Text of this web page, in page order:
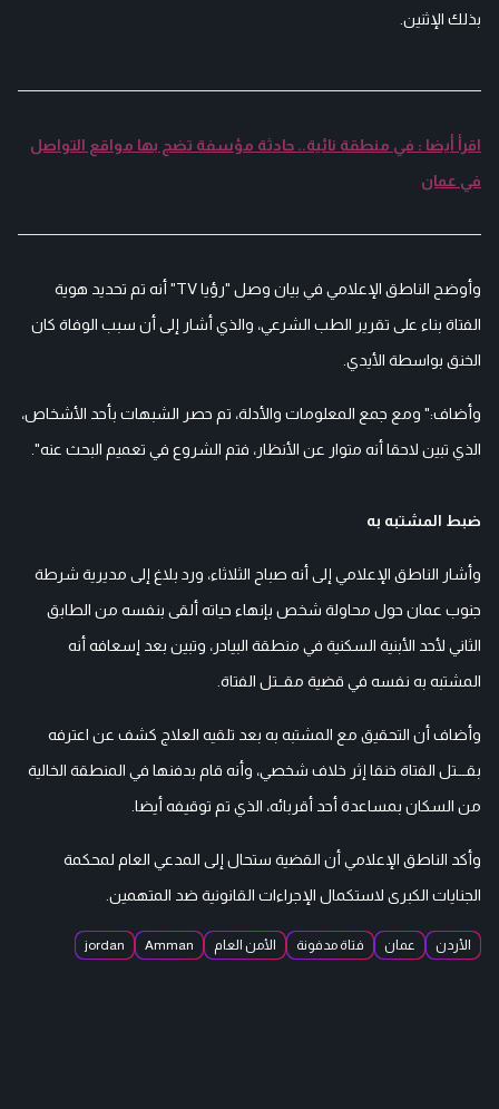
بذلك الإثنين.
اقرأ أيضا : في منطقة نائية.. حادثة مؤسفة تضج بها مواقع التواصل
في عمان
وأوضح الناطق الإعلامي في بيان وصل "رؤيا TV" أنه تم تحديد هوية
الفتاة بناء على تقرير الطب الشرعي، والذي أشار إلى أن سبب الوفاة كان
الخنق بواسطة الأيدي.
وأضاف:" ومع جمع المعلومات والأدلة، تم حصر الشبهات بأحد الأشخاص،
الذي تبين لاحقا أنه متوار عن الأنظار، فتم الشروع في تعميم البحث عنه".
ضبط المشتبه به
وأشار الناطق الإعلامي إلى أنه صباح الثلاثاء، ورد بلاغ إلى مديرية شرطة
جنوب عمان حول محاولة شخص بإنهاء حياته ألقى بنفسه من الطابق
الثاني لأحد الأبنية السكنية في منطقة البيادر، وتبين بعد إسعافه أنه
المشتبه به نفسه في قضية مقــتل الفتاة.
وأضاف أن التحقيق مع المشتبه به بعد تلقيه العلاج كشف عن اعترفه
بقـــتل الفتاة خنقا إثر خلاف شخصي، وأنه قام بدفنها في المنطقة الخالية
من السكان بمساعدة أحد أقربائه، الذي تم توقيفه أيضا.
وأكد الناطق الإعلامي أن القضية ستحال إلى المدعي العام لمحكمة
الجنايات الكبرى لاستكمال الإجراءات القانونية ضد المتهمين.
الأردن عمان فتاة مدفونة الأمن العام Amman
jordan